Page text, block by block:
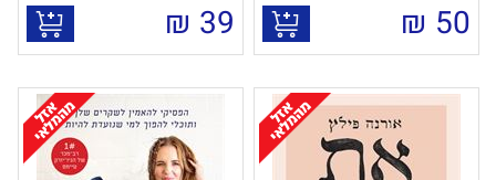
50
₪
39
₪